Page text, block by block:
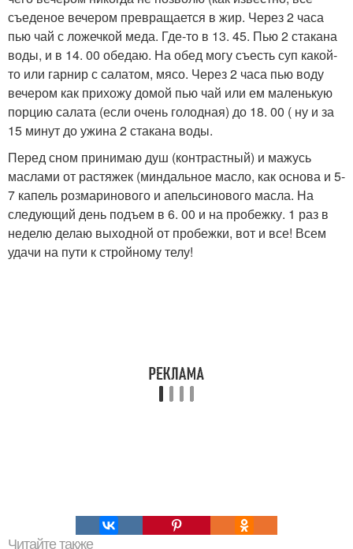
съеденое вечером превращается в жир. Через 2 часа
пью чай с ложечкой меда. Где-то в 13. 45. Пью 2 стакана
воды, и в 14. 00 обедаю. На обед могу съесть суп какой-
то или гарнир с салатом, мясо. Через 2 часа пью воду
вечером как прихожу домой пью чай или ем маленькую
порцию салата (если очень голодная) до 18. 00 ( ну и за
15 минут до ужина 2 стакана воды.
Перед сном принимаю душ (контрастный) и мажусь
маслами от растяжек (миндальное масло, как основа и 5-
7 капель розмаринового и апельсинового масла. На
следующий день подъем в 6. 00 и на пробежку. 1 раз в
неделю делаю выходной от пробежки, вот и все! Всем
удачи на пути к стройному телу!
Читайте также